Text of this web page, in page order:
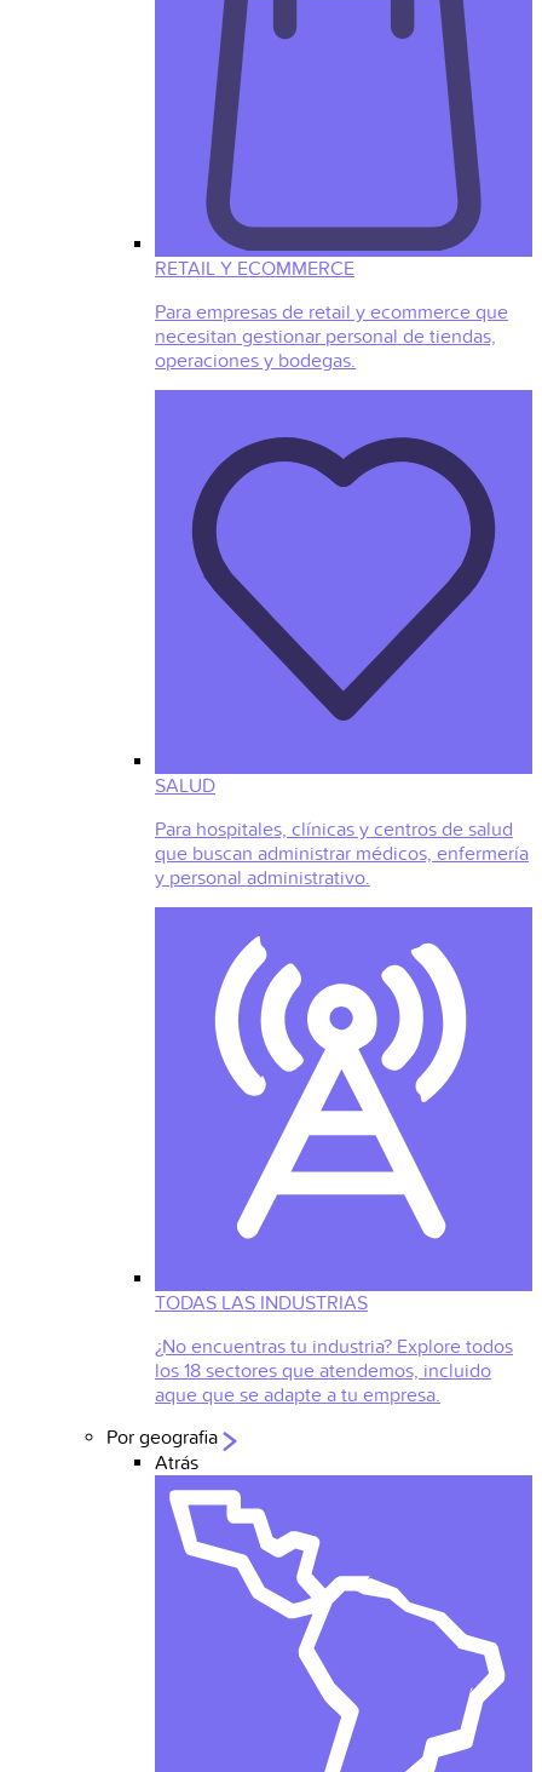
RETAIL Y ECOMMERCE
Para empresas de retail y ecommerce que
necesitan gestionar personal de tiendas,
operaciones y bodegas.
SALUD
Para hospitales, clínicas y centros de salud
que buscan administrar médicos, enfermería
y personal administrativo.
TODAS LAS INDUSTRIAS
¿No encuentras tu industria? Explore todos
los 18 sectores que atendemos, incluido
aque que se adapte a tu empresa.
Por geografia
Atrás